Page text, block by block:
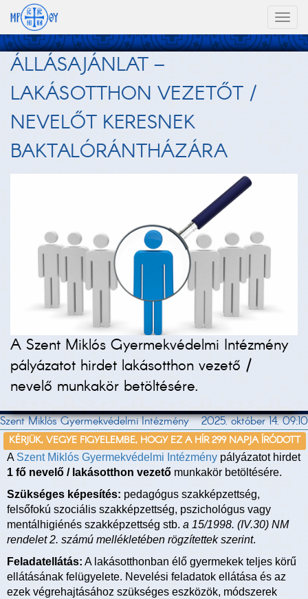
ÁLLÁSAJÁNLAT –
LAKÁSOTTHON VEZETŐT /
NEVELŐT KERESNEK
BAKTALÓRÁNTHÁZÁRA
A Szent Miklós Gyermekvédelmi Intézmény
pályázatot hirdet lakásotthon vezető /
nevelő munkakör betöltésére.
Szent Miklós Gyermekvédelmi Intézmény 2025. október 14. 09:10
KÉRJÜK, VEGYE FIGYELEMBE, HOGY EZ A HÍR 299 NAPJA ÍRÓDOTT
A Szent Miklós Gyermekvédelmi Intézmény pályázatot hirdet
1 fő nevelő / lakásotthon vezető munkakör betöltésére.
Szükséges képesítés: pedagógus szakképzettség,
felsőfokú szociális szakképzettség, pszichológus vagy
mentálhigiénés szakképzettség stb. a 15/1998. (IV.30) NM
rendelet 2. számú mellékletében rögzítettek szerint.
Feladatellátás: A lakásotthonban élő gyermekek teljes körű
ellátásának felügyelete. Nevelési feladatok ellátása és az
ezek végrehajtásához szükséges eszközök, módszerek